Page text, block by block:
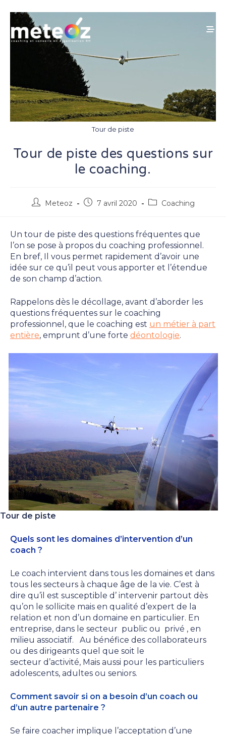
Tour de piste
Tour de piste des questions sur
le coaching.
Auteur/autrice
publication :
Meteoz
Publication
7 avril 2020
PostCoaching
Un tour de piste des questions fréquentes que
l’on se pose à propos du coaching professionnel.
En bref, Il vous permet rapidement d’avoir une
idée sur ce qu’il peut vous apporter et l’étendue
de son champ d’action.
Rappelons dès le décollage, avant d’aborder les
questions fréquentes sur le coaching
professionnel, que le coaching est un métier à part
entière, emprunt d’une forte déontologie.
Tour de piste
Quels sont les domaines d’intervention d’un
coach ?
Le coach intervient dans tous les domaines et dans
tous les secteurs à chaque âge de la vie. C’est à
dire qu’il est susceptible d’ intervenir partout dès
qu’on le sollicite mais en qualité d’expert de la
relation et non d’un domaine en particulier. En
entreprise, dans le secteur public ou privé , en
milieu associatif. Au bénéfice des collaborateurs
ou des dirigeants quel que soit le
secteur d’activité, Mais aussi pour les particuliers
adolescents, adultes ou seniors.
Comment savoir si on a besoin d’un coach ou
d’un autre partenaire ?
Se faire coacher implique l’acceptation d’une